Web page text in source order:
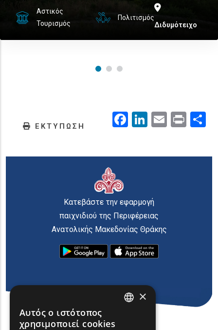
Αστικός
Τουρισμός
Πολιτισμός
Διδυμότειχο
ΕΚΤΥΠΩΣΗ Facebook
LinkedIn
EmailPrint
Κατεβάστε την εφαρμογή
παιχνιδιού της Περιφέρειας
Ανατολικής Μακεδονίας Θράκης
×
Αυτός ο ιστότοπος
χρησιμοποιεί cookies